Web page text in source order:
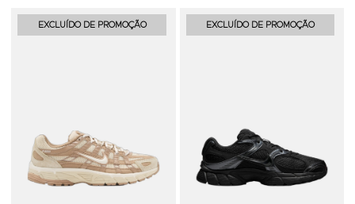
EXCLUÍDO DE PROMOÇÃO Adicionar aos Favoritos
EXCLUÍDO DE PROMOÇÃO